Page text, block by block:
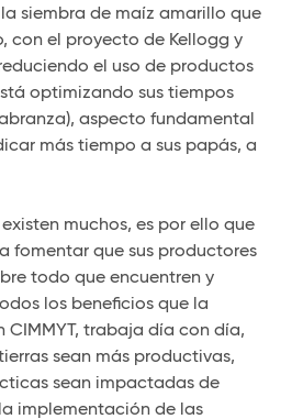
siembra de maíz amarillo que
con el proyecto de Kellogg y
el uso de productos
optimizando sus tiempos
aspecto fundamental
más tiempo a sus papás, a
muchos, es por ello que
fomentar que sus productores
todo que encuentren y
los beneficios que la
CIMMYT, trabaja día con día,
sean más productivas,
sean impactadas de
implementación de las